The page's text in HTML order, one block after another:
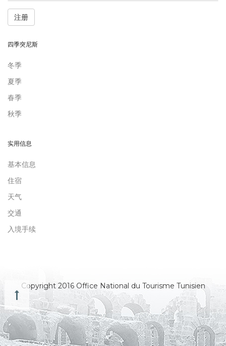
注册
四季突尼斯
冬季
夏季
春季
秋季
实用信息
基本信息
住宿
天气
交通
入境手续
Copyright 2016 Office National du Tourisme Tunisien